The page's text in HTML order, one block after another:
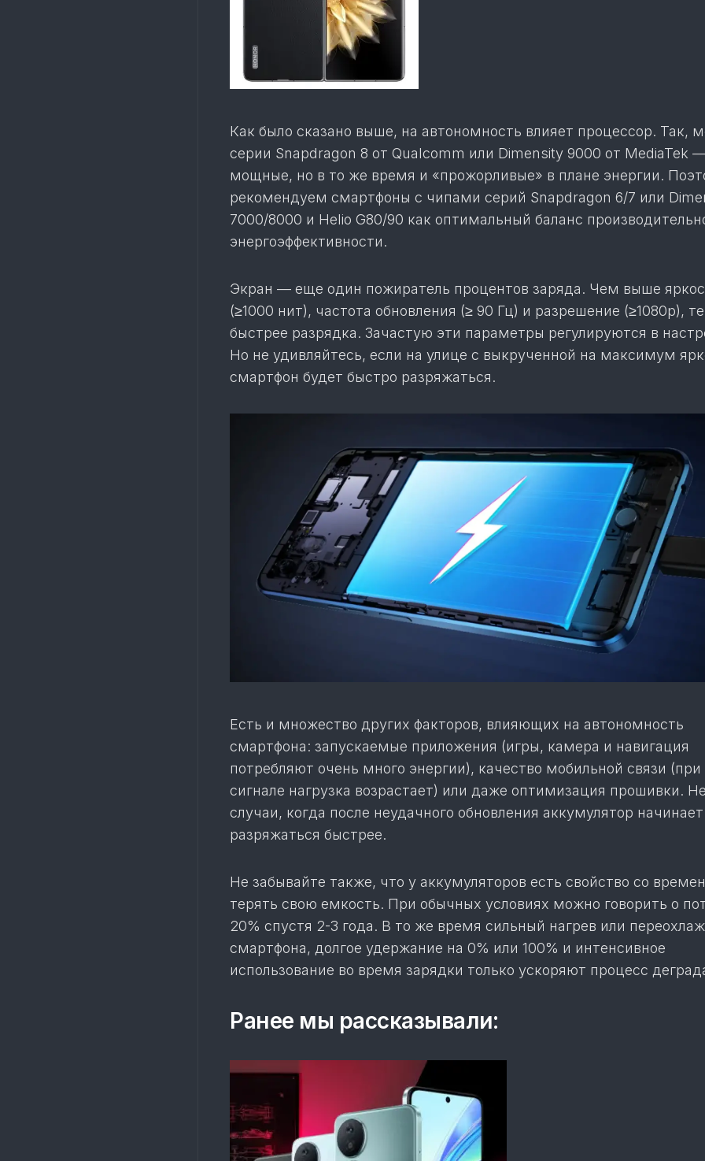
Как было сказано выше, на автономность влияет процессор. Так,
серии Snapdragon 8 от Qualcomm или Dimensity 9000 от MediaTek
мощные, но в то же время и «прожорливые» в плане энергии.
рекомендуем смартфоны с чипами серий Snapdragon 6/7 или
7000/8000 и Helio G80/90 как оптимальный баланс
энергоэффективности.
Экран — еще один пожиратель процентов заряда. Чем выше
(≥1000 нит), частота обновления (≥ 90 Гц) и разрешение (≥1080p),
быстрее разрядка. Зачастую эти параметры регулируются в
Но не удивляйтесь, если на улице с выкрученной на максимум
смартфон будет быстро разряжаться.
Есть и множество других факторов, влияющих на автономность
смартфона: запускаемые приложения (игры, камера и навигация
потребляют очень много энергии), качество мобильной связи
сигнале нагрузка возрастает) или даже оптимизация прошивки.
случаи, когда после неудачного обновления аккумулятор начинает
разряжаться быстрее.
Не забывайте также, что у аккумуляторов есть свойство со
терять свою емкость. При обычных условиях можно говорить о
20% спустя 2-3 года. В то же время сильный нагрев или
смартфона, долгое удержание на 0% или 100% и интенсивное
использование во время зарядки только ускоряют процесс
Ранее мы рассказывали: